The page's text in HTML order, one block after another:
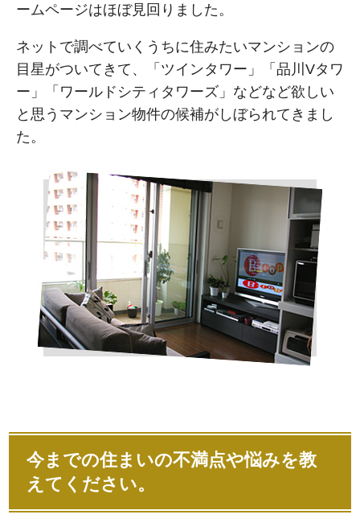
ームページはほぼ見回りました。
ネットで調べていくうちに住みたいマンションの
目星がついてきて、「ツインタワー」「品川Vタワ
ー」「ワールドシティタワーズ」などなど欲しい
と思うマンション物件の候補がしぼられてきまし
た。
今までの住まいの不満点や悩みを教
えてください。